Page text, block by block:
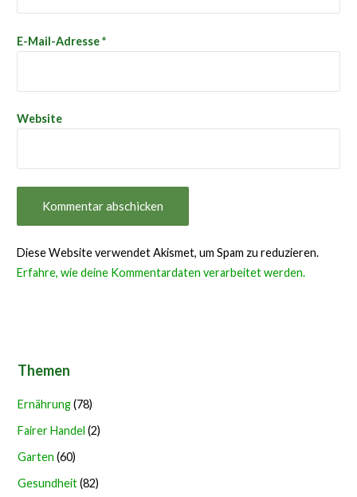
E-Mail-Adresse*
Website
Diese Website verwendet Akismet, um Spam zu reduzieren.
Erfahre, wie deine Kommentardaten verarbeitet werden.
Themen
Ernährung(78)
Fairer Handel (2)
Garten (60)
Gesundheit(82)